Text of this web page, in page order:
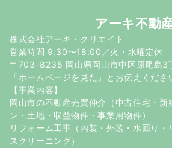
アーキ不動
株式会社アーキ・クリエイト
営業時間 9:30〜18:00／火・水曜定休
〒703-8235 岡山県岡山市中区原尾島3
「ホームページを見た」とお伝えくださ
【事業内容】
岡山市の不動産売買仲介（中古住宅・新
ン・土地・収益物件・事業用物件）
リフォーム工事（内装・外装・水回り・
スクリーニング）